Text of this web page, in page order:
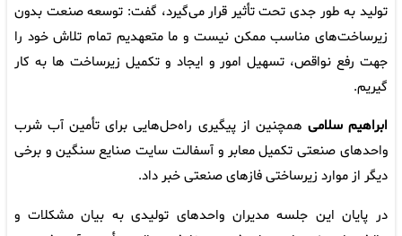
تولید به‌ طور جدی تحت تأثیر قرار می‌گیرد، گفت: توسعه صنعت بدون
زیرساخت‌های مناسب ممکن نیست و ما متعهدیم تمام تلاش خود را
جهت رفع نواقص، تسهیل امور و ایجاد و تکمیل زیرساخت ها به کار
گیریم.
ابراهیم سلامی همچنین از پیگیری راه‌حل‌هایی برای تأمین آب شرب
واحدهای صنعتی تکمیل معابر و آسفالت سایت صنایع سنگین و برخی
دیگر از موارد زیرساختی فازهای صنعتی خبر داد.
در پایان این جلسه مدیران واحدهای تولیدی به بیان مشکلات و